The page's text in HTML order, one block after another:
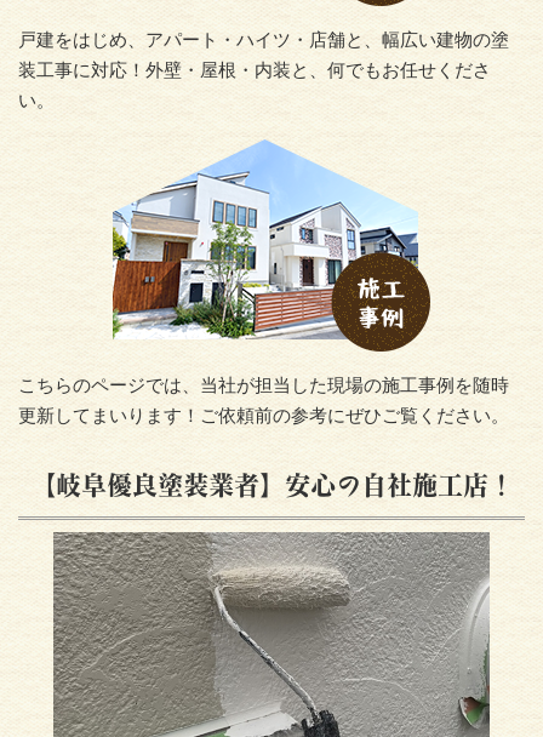
戸建をはじめ、アパート・ハイツ・店舗と、幅広い建物の塗
装工事に対応！外壁・屋根・内装と、何でもお任せくださ
い。
こちらのページでは、当社が担当した現場の施工事例を随時
更新してまいります！ご依頼前の参考にぜひご覧ください。
【岐阜優良塗装業者】安心の自社施工店！